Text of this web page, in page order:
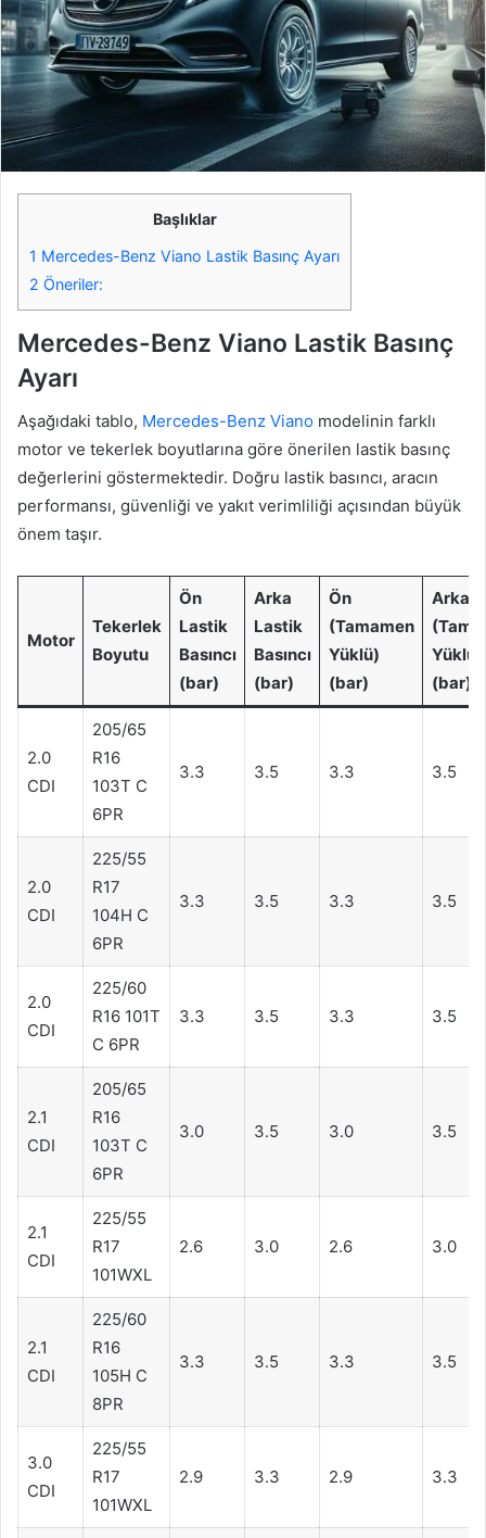
Başlıklar
1 Mercedes-Benz Viano Lastik Basınç Ayarı
2 Öneriler:
Mercedes-Benz Viano Lastik Basınç
Ayarı
Aşağıdaki tablo, Mercedes-Benz Viano modelinin farklı
motor ve tekerlek boyutlarına göre önerilen lastik basınç
değerlerini göstermektedir. Doğru lastik basıncı, aracın
performansı, güvenliği ve yakıt verimliliği açısından büyük
önem taşır.
Motor
Tekerlek
Boyutu
Ön
Lastik
Basıncı
(bar)
Arka
Lastik
Basıncı
(bar)
Ön
(Tamamen
Yüklü)
(bar)
Arka
Yüklü)
(bar)
2.0
CDI
205/65
R16
103T C
6PR
3.3 3.5 3.3 3.5
2.0
CDI
225/55
R17
104H C
6PR
3.3 3.5 3.3 3.5
2.0
CDI
225/60
R16 101T
C 6PR
3.3 3.5 3.3 3.5
2.1
CDI
205/65
R16
103T C
6PR
3.0 3.5 3.0 3.5
2.1
CDI
225/55
R17
101WXL
2.6 3.0 2.6 3.0
2.1
CDI
225/60
R16
105H C
8PR
3.3 3.5 3.3 3.5
3.0
CDI
225/55
R17
101WXL
2.9 3.3 2.9 3.3